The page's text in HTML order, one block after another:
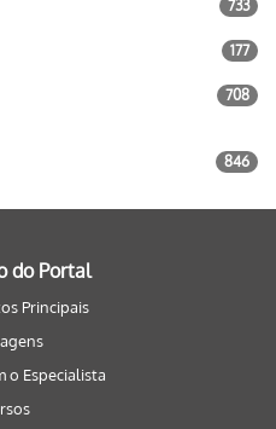
733
177
708
846
do Portal
Principais
o Especialista